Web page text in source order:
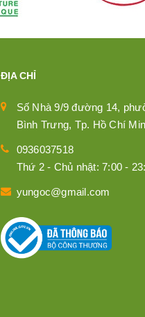
ĐỊA CHỈ
Số Nhà 9/9 đường 14,
Bình Trưng, Tp. Hồ Chí
0936037518
Thứ 2 - Chủ nhật: 7:00 -
yungoc@gmail.com